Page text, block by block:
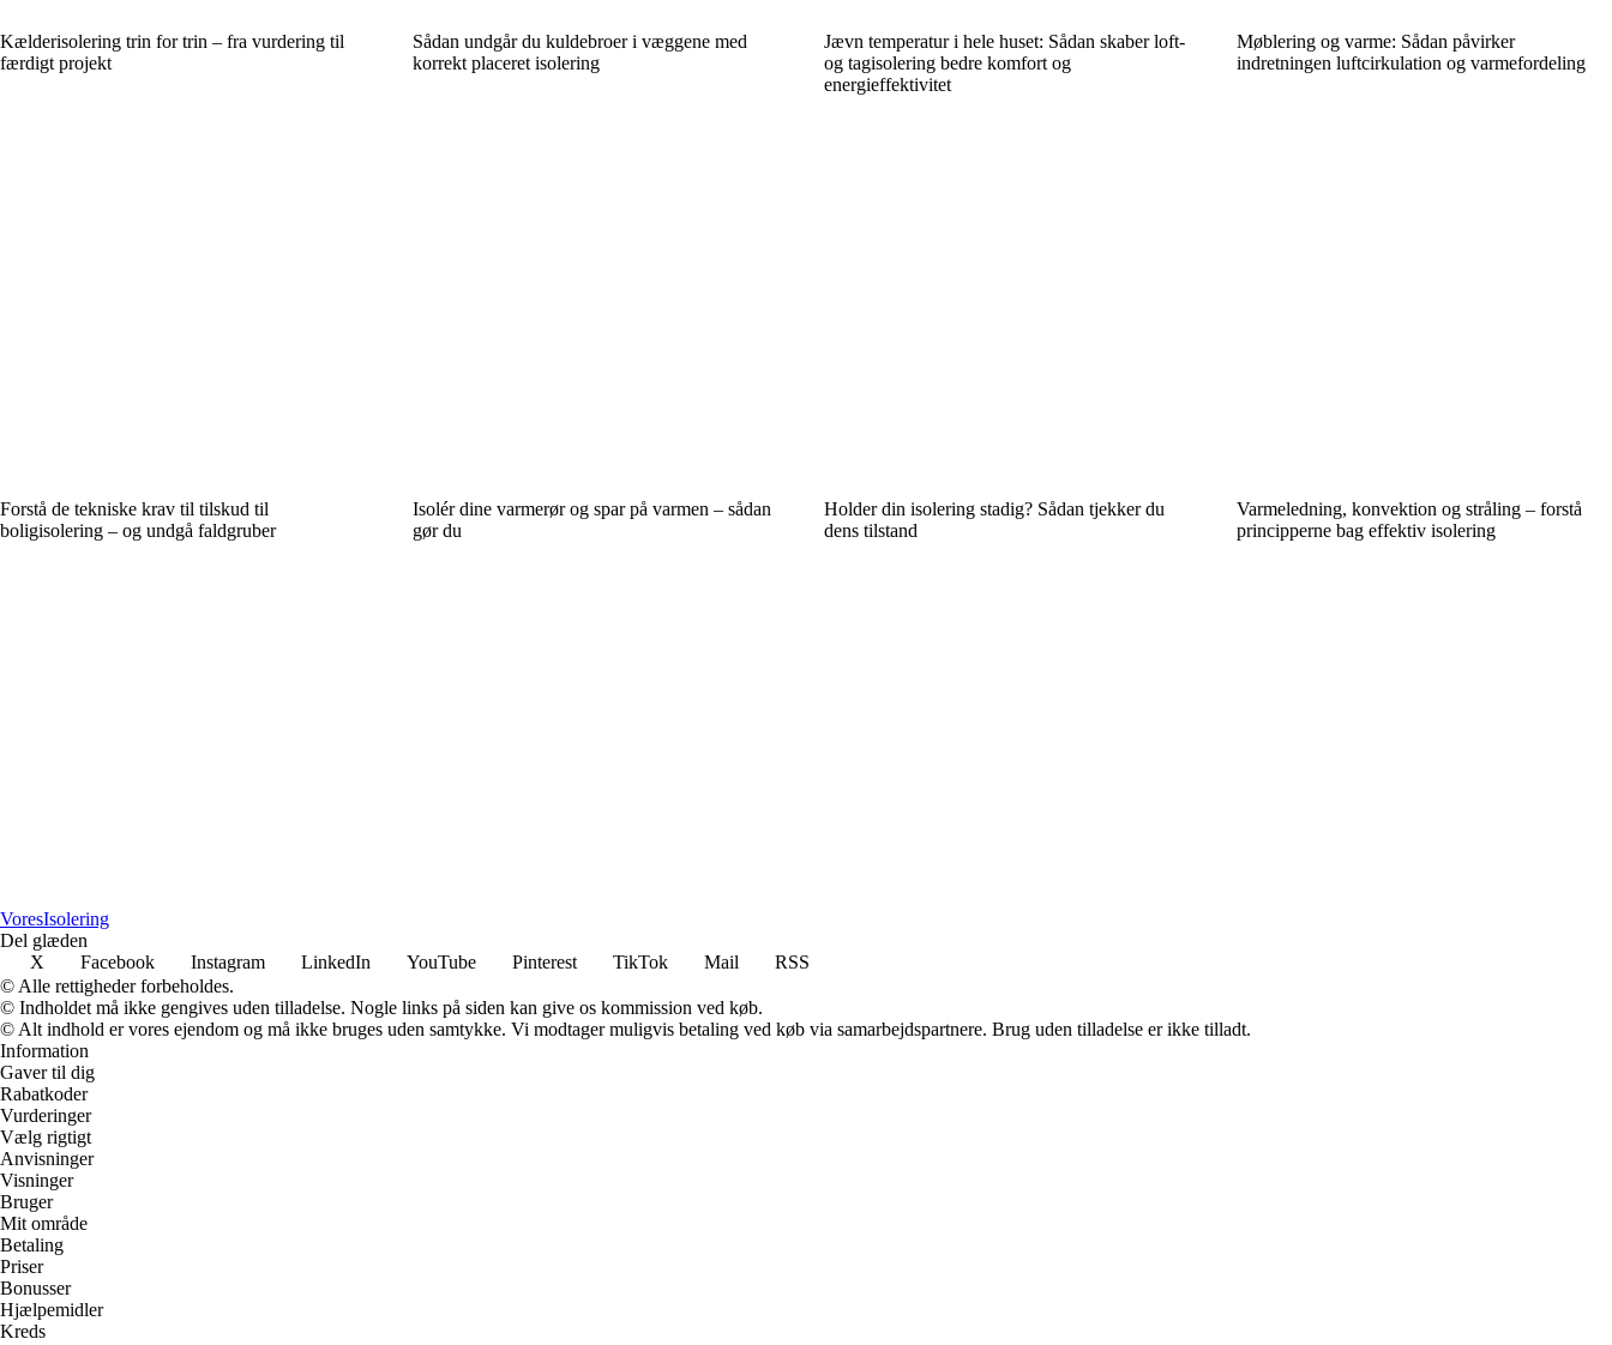
Kælderisolering trin for trin – fra vurdering til
færdigt projekt
Sådan undgår du kuldebroer i væggene med
korrekt placeret isolering
Jævn temperatur i hele huset: Sådan skaber loft-
og tagisolering bedre komfort og
energieffektivitet
Møblering og varme: Sådan påvirker
indretningen luftcirkulation og varmefordeling
Forstå de tekniske krav til tilskud til
boligisolering – og undgå faldgruber
Isolér dine varmerør og spar på varmen – sådan
gør du
Holder din isolering stadig? Sådan tjekker du
dens tilstand
Varmeledning, konvektion og stråling – forstå
principperne bag effektiv isolering
VoresIsolering
Del glæden
X
Facebook Instagram LinkedIn YouTube Pinterest TikTok Mail
RSS
© Alle rettigheder forbeholdes.
© Indholdet må ikke gengives uden tilladelse. Nogle links på siden kan give os kommission ved køb.
© Alt indhold er vores ejendom og må ikke bruges uden samtykke. Vi modtager muligvis betaling ved køb via samarbejdspartnere. Brug uden tilladelse er ikke tilladt.
Information
Gaver til dig
Rabatkoder
Vurderinger
Vælg rigtigt
Anvisninger
Visninger
Bruger
Mit område
Betaling
Priser
Bonusser
Hjælpemidler
Kreds